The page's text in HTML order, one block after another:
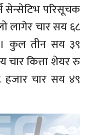
सेन्सेटिभ परिसूचक
लागेर चार सय ६८
कुल तीन सय ३९
कित्ता शेयर रु
चार सय ४९